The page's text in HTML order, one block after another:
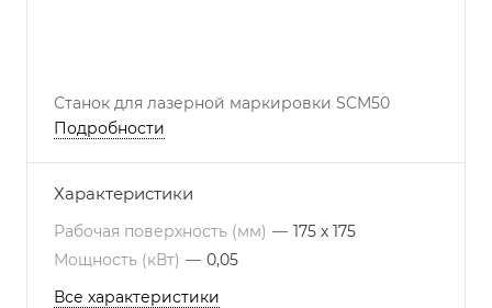
Станок для лазерной маркировки SCM50
Подробности
Характеристики
Рабочая поверхность (мм) — 175 х 175
Мощность (кВт) — 0,05
Все характеристики